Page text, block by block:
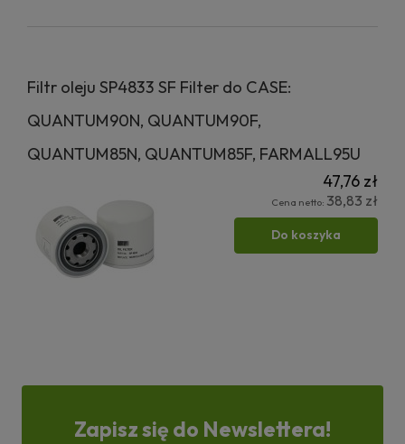
Filtr oleju SP4833 SF Filter do CASE:
QUANTUM90N, QUANTUM90F,
QUANTUM85N, QUANTUM85F, FARMALL95U
47,76 zł
Cena netto: 38,83 zł
Do koszyka
Zapisz się do Newslettera!